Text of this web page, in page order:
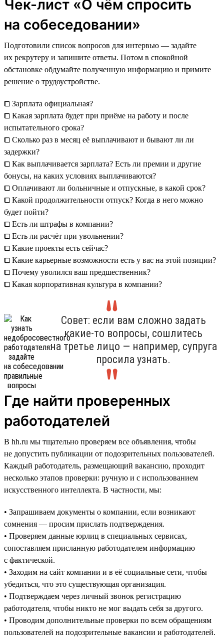
Чек-лист «О чём спросить
на собеседовании»
Подготовили список вопросов для интервью — задайте
их рекрутеру и запишите ответы. Потом в спокойной
обстановке обдумайте полученную информацию и примите
решение о трудоустройстве.
⧠ Зарплата официальная?
⧠ Какая зарплата будет при приёме на работу и после
испытательного срока?
⧠ Сколько раз в месяц её выплачивают и бывают ли ли
задержки?
⧠ Как выплачивается зарплата? Есть ли премии и другие
бонусы, на каких условиях выплачиваются?
⧠ Оплачивают ли больничные и отпускные, в какой срок?
⧠ Какой продолжительности отпуск? Когда в него можно
будет пойти?
⧠ Есть ли штрафы в компании?
⧠ Есть ли расчёт при увольнении?
⧠ Какие проекты есть сейчас?
⧠ Какие карьерные возможности есть у вас на этой позиции?
⧠ Почему уволился ваш предшественник?
⧠ Какая корпоративная культура в компании?
Совет: если вам сложно задать
какие-то вопросы, сошлитесь
на третье лицо — например, супруга
просила узнать.
Где найти проверенных
работодателей
В hh.ru мы тщательно проверяем все объявления, чтобы
не допустить публикации от подозрительных пользователей.
Каждый работодатель, размещающий вакансию, проходит
несколько этапов проверки: ручную и с использованием
искусственного интеллекта. В частности, мы:
• Запрашиваем документы о компании, если возникают
сомнения — просим прислать подтверждения.
• Проверяем данные юрлиц в специальных сервисах,
сопоставляем присланную работодателем информацию
с фактической.
• Заходим на сайт компании и в её социальные сети, чтобы
убедиться, что это существующая организация.
• Подтверждаем через личный звонок регистрацию
работодателя, чтобы никто не мог выдать себя за другого.
• Проводим дополнительные проверки по всем обращениям
пользователей на подозрительные вакансии и работодателей.